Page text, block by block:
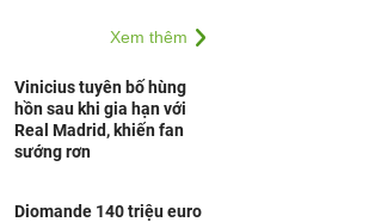
Xem thêm
Vinicius tuyên bố hùng
hồn sau khi gia hạn với
Real Madrid, khiến fan
sướng rơn
Diomande 140 triệu euro